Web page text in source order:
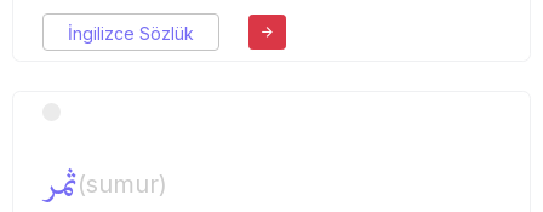
İngilizce Sözlük
ثمر(sumur)